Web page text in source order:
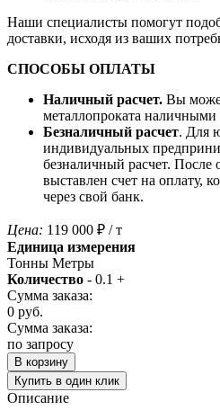
Наши специалисты помогут
доставки, исходя из ваших
СПОСОБЫ ОПЛАТЫ
Наличный расчет. Вы
металлопроката
Безналичный расчет. Для
индивидуальных
безналичный расчет. После
выставлен счет на оплату,
через свой банк.
Цена: 119 000 ₽ / т
Единица измерения
Тонны Метры
Количество - 0.1 +
Сумма заказа:
0 руб.
Сумма заказа:
по запросу
В корзину
Купить в один клик
Описание